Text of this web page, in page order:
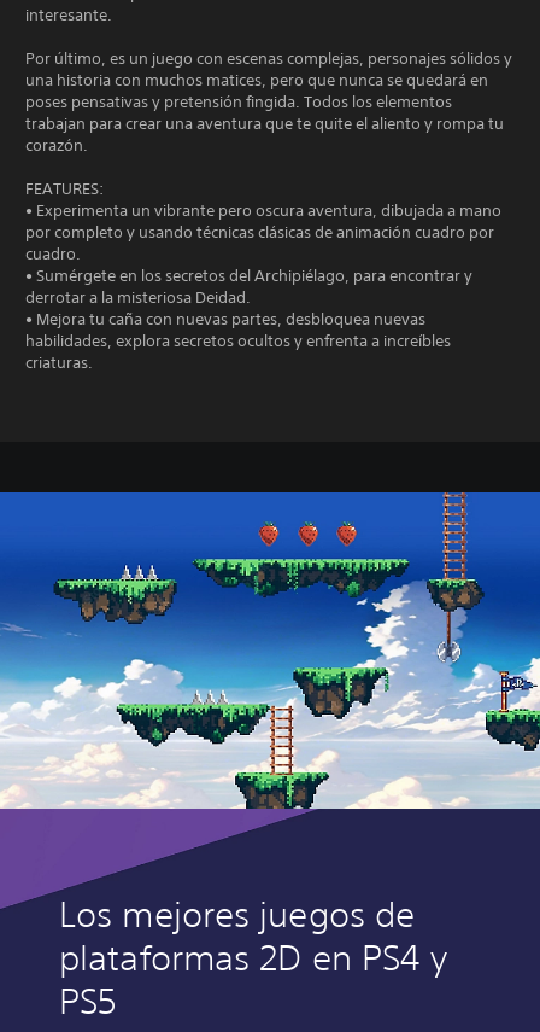
interesante.
Por último, es un juego con escenas complejas, personajes sólidos y
una historia con muchos matices, pero que nunca se quedará en
poses pensativas y pretensión fingida. Todos los elementos
trabajan para crear una aventura que te quite el aliento y rompa tu
corazón.
FEATURES:
• Experimenta un vibrante pero oscura aventura, dibujada a mano
por completo y usando técnicas clásicas de animación cuadro por
cuadro.
• Sumérgete en los secretos del Archipiélago, para encontrar y
derrotar a la misteriosa Deidad.
• Mejora tu caña con nuevas partes, desbloquea nuevas
habilidades, explora secretos ocultos y enfrenta a increíbles
criaturas.
Los mejores juegos de
plataformas 2D en PS4 y
PS5